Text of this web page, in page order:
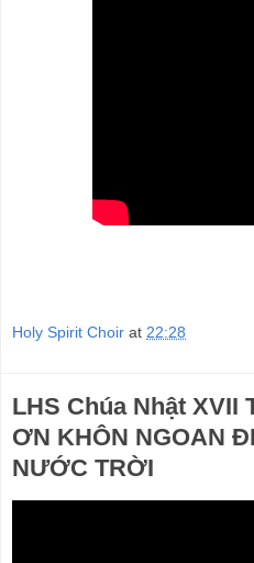
Holy Spirit Choir at 22:28
LHS Chúa Nhật XVII
ƠN KHÔN NGOAN
NƯỚC TRỜI